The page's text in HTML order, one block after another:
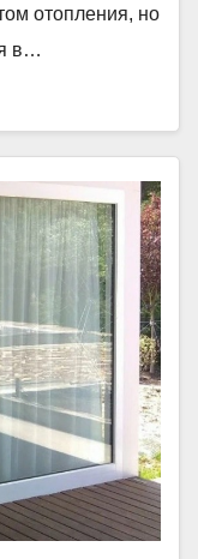
отопления, но
в…